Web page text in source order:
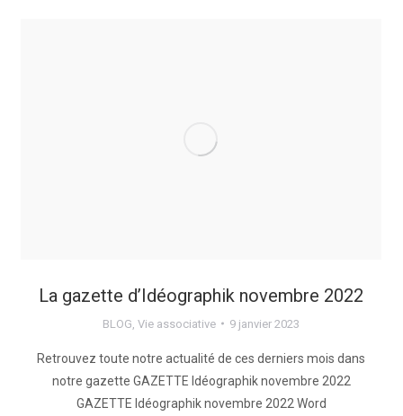
La gazette d’Idéographik novembre 2022
BLOG Vie associative 9 janvier 2023
Retrouvez toute notre actualité de ces derniers mois dans
notre gazette GAZETTE Idéographik novembre 2022
GAZETTE Idéographik novembre 2022 Word